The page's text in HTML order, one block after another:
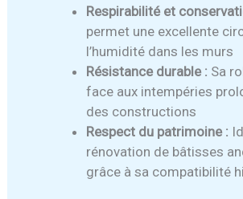
Respirabilité et
permet une excellente
l’humidité dans les murs
Résistance durable : Sa
face aux intempéries
des constructions
Respect du patrimoine :
rénovation de bâtisses
grâce à sa compatibilité